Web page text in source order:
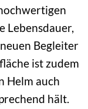
Lebensdauer,
Begleiter
ist zudem
Helm auch
hält.